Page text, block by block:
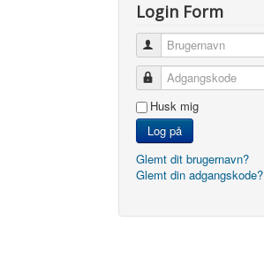
Login Form
Brugernavn
Adgangskode
Husk mig
Log på
Glemt dit brugernavn?
Glemt din adgangskode?